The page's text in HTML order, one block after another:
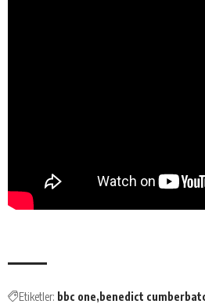
Etiketler: bbc one benedict